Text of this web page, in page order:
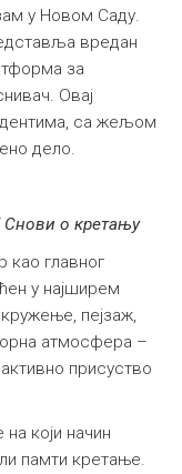
у Новом Саду.
вредан
за
Овај
са жељом
дело.
о кретању
главног
у најширем
пејзаж,
атмосфера –
присуство
који начин
памти кретање.